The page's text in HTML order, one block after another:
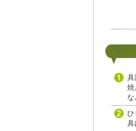
具
焼
な
ひ
具